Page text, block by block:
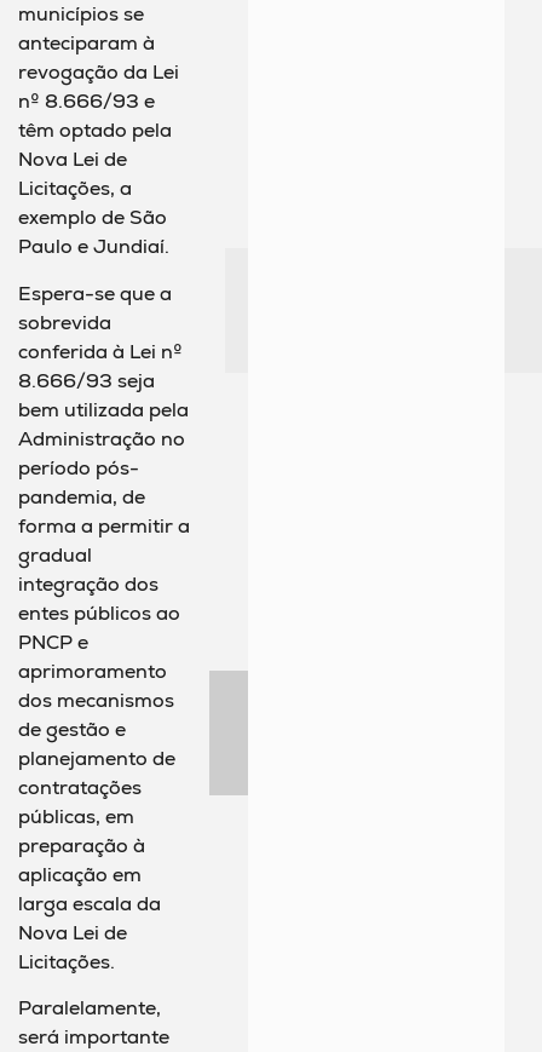
municípios se
anteciparam à
revogação da Lei
nº 8.666/93 e
têm optado pela
Nova Lei de
Licitações, a
exemplo de São
Paulo e Jundiaí.
Espera-se que a
sobrevida
conferida à Lei nº
8.666/93 seja
bem utilizada pela
Administração no
período pós-
pandemia, de
forma a permitir a
gradual
integração dos
entes públicos ao
PNCP e
aprimoramento
dos mecanismos
de gestão e
planejamento de
contratações
públicas, em
preparação à
aplicação em
larga escala da
Nova Lei de
Licitações.
Paralelamente,
será importante